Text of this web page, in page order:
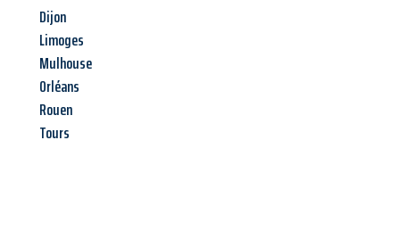
Dijon
Limoges
Mulhouse
Orléans
Rouen
Tours